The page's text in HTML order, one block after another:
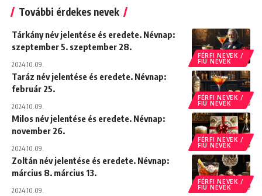
További érdekes nevek
FÉRFI NEVEK /
FIÚ NEVEK
Tárkány név jelentése és eredete. Névnap:
szeptember 5. szeptember 28.
2024.10.09.
FÉRFI NEVEK /
FIÚ NEVEK
Taráz név jelentése és eredete. Névnap:
február 25.
2024.10.09.
FÉRFI NEVEK /
FIÚ NEVEK
Milos név jelentése és eredete. Névnap:
november 26.
2024.10.09.
FÉRFI NEVEK /
FIÚ NEVEK
Zoltán név jelentése és eredete. Névnap:
március 8. március 13.
2024.10.09.